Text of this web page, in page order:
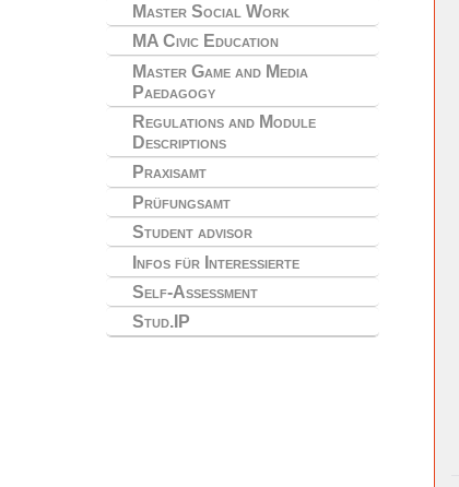
Master Social Work
MA Civic Education
Master Game and Media
Paedagogy
Regulations and Module
Descriptions
Praxisamt
Prüfungsamt
Student advisor
Infos für Interessierte
Self-Assessment
Stud.IP